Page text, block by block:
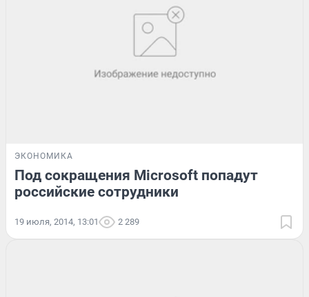
ЭКОНОМИКА
Под сокращения Microsoft попадут
российские сотрудники
19 июля, 2014, 13:01 2 289